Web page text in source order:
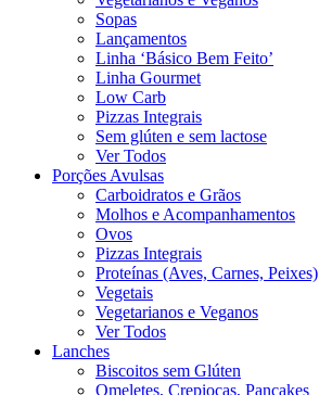
Sopas
Lançamentos
Linha ‘Básico Bem Feito’
Linha Gourmet
Low Carb
Pizzas Integrais
Sem glúten e sem lactose
Ver Todos
Porções Avulsas
Carboidratos e Grãos
Molhos e Acompanhamentos
Ovos
Pizzas Integrais
Proteínas (Aves, Carnes, Peixes)
Vegetais
Vegetarianos e Veganos
Ver Todos
Lanches
Biscoitos sem Glúten
Omeletes, Crepiocas, Pancakes